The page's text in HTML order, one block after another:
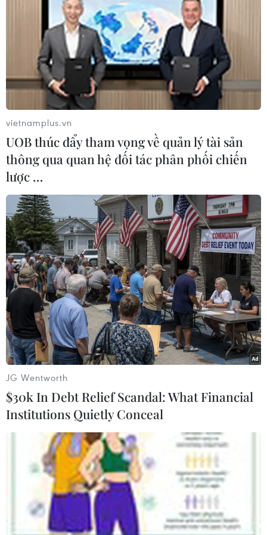
Trung Quốc: Hải Nam đóng cửa nhiều
dịch vụ để đối phó với bão Noru
27/09/2022 06:10
Do ảnh hưởng của bão, chính quyền tỉnh Hải Nam đã
ngừng một số dịch vụ đường sắt, trong khi các hoạt
động tại 3 cảng ở thành phố Hải Khẩu thủ phủ của tỉnh
cũng sẽ tạm dừng từ 15 giờ ngày 27/9.
Thừa Thiên-Huế: Tập trung khắc phục
thiệt hại sau bão số 4-Noru
vietnamplus.vn
UOB thúc đẩy tham vọng về quản lý tài sản
thông qua quan hệ đối tác phân phối chiến
lược …
JG Wentworth
$30k In Debt Relief Scandal: What Financial
Institutions Quietly Conceal